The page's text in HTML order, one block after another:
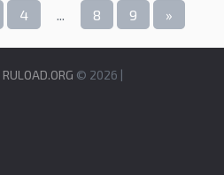
4 ... 8 9 »
RULOAD.ORG © 2026 |